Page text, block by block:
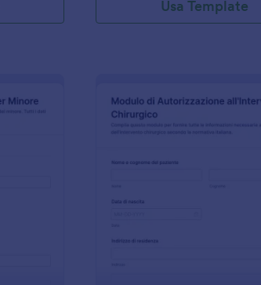
Usa Template
: Modulo Di Consenso Medico Per Minore :